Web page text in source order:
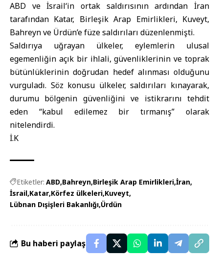
ABD veİsrail‘in ortak saldırısının ardından İran
tarafından Katar, Birleşik Arap Emirlikleri, Kuveyt,
Bahreyn ve Ürdün’e füze saldırıları düzenlenmişti.
Saldırıya uğrayan ülkeler, eylemlerin ulusal
egemenliğin açık bir ihlali, güvenliklerinin ve toprak
bütünlüklerinin doğrudan hedef alınması olduğunu
vurguladı. Söz konusu ülkeler, saldırıları kınayarak,
durumu bölgenin güvenliğini ve istikrarını tehdit
eden “kabul edilemez bir tırmanış” olarak
nitelendirdi.
İ.K
Etiketler: ABD Bahreyn Birleşik Arap Emirlikleri İran
İsrail Katar Körfez ülkeleri Kuveyt
Lübnan Dışişleri Bakanlığı Ürdün
Bu haberi paylaş